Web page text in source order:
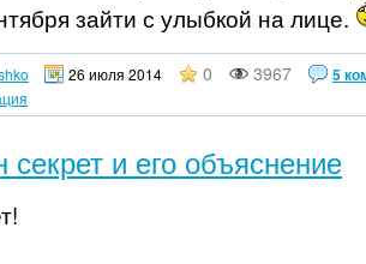
зайти с улыбкой на лице.
26 июля 2014 0 3967 5
и его объяснение